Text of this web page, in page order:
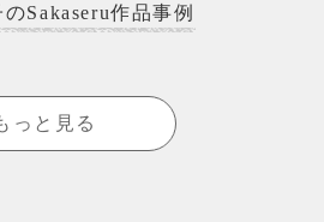
Sakaseru作品事例
っと見る